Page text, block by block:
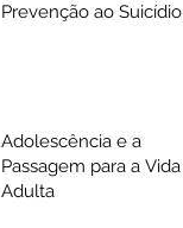
Prevenção ao Suicídio
Adolescência e a
Passagem para a Vida
Adulta